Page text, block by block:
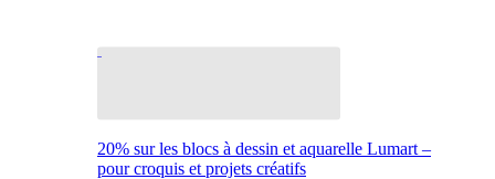
20% sur les blocs à dessin et aquarelle Lumart –
pour croquis et projets créatifs